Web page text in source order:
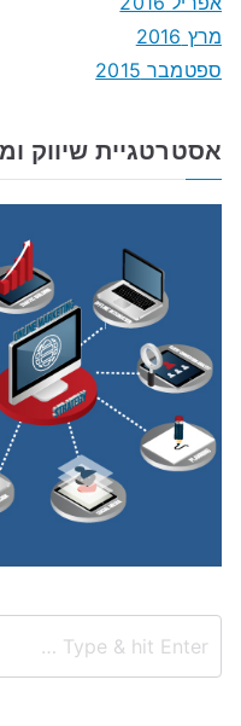
מרץ 2016
ספטמבר 2015
אסטרטגיית שיווק